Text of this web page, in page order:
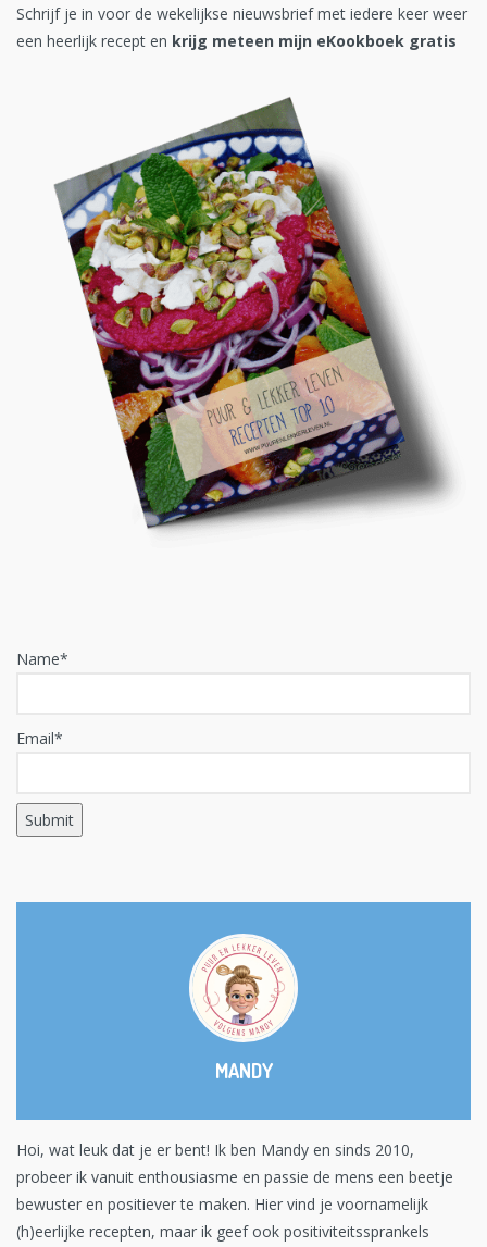
Schrijf je in voor de wekelijkse nieuwsbrief met iedere keer weer
een heerlijk recept en krijg meteen mijn eKookboek gratis
Name*
Email*
MANDY
Hoi, wat leuk dat je er bent! Ik ben Mandy en sinds 2010,
probeer ik vanuit enthousiasme en passie de mens een beetje
bewuster en positiever te maken. Hier vind je voornamelijk
(h)eerlijke recepten, maar ik geef ook positiviteitssprankels